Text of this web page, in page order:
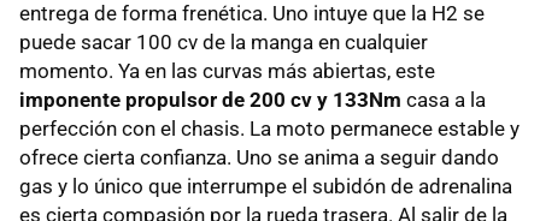
entrega de forma frenética. Uno intuye que la H2 se
puede sacar 100 cv de la manga en cualquier
momento. Ya en las curvas más abiertas, este
imponente propulsor de 200 cv y 133Nm casa a la
perfección con el chasis. La moto permanece estable y
ofrece cierta confianza. Uno se anima a seguir dando
gas y lo único que interrumpe el subidón de adrenalina
es cierta compasión por la rueda trasera. Al salir de la